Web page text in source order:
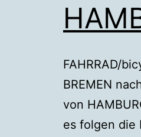
FAHRRAD/
BREMEN
von
es folgen die